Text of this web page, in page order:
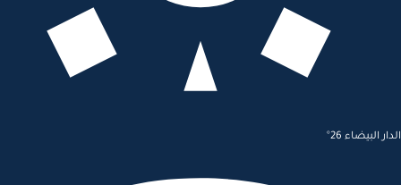
الدار البيضاء 26°